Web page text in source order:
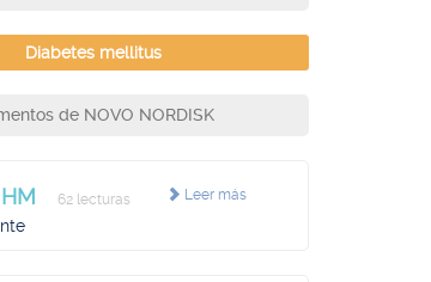
Diabetes mellitus
de NOVO NORDISK
Leer más
62 lecturas